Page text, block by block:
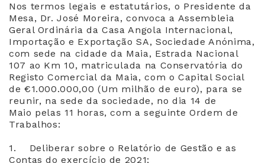
Nos termos legais e estatutários, o Presidente da
Mesa, Dr. José Moreira, convoca a Assembleia
Geral Ordinária da Casa Angola Internacional,
Importação e Exportação SA, Sociedade Anónima,
com sede na cidade da Maia, Estrada Nacional
107 ao Km 10, matriculada na Conservatória do
Registo Comercial da Maia, com o Capital Social
de €1.000.000,00 (Um milhão de euro), para se
reunir, na sede da sociedade, no dia 14 de
Maio pelas 11 horas, com a seguinte Ordem de
Trabalhos:
1. Deliberar sobre o Relatório de Gestão e as
Contas do exercício de 2021;